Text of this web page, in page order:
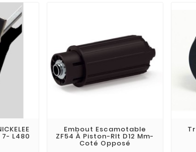
7- L480
Embout Escamotable
ZF54 À Piston-Rlt D12 Mm-
Coté Opposé